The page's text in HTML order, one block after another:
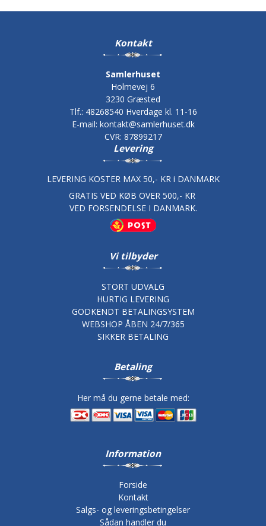
Kontakt
Samlerhuset
Holmevej 6
3230 Græsted
Tlf.: 48268540 Hverdage kl. 11-16
E-mail: kontakt@samlerhuset.dk
CVR: 87899217
Levering
LEVERING KOSTER MAX 50,- KR i DANMARK
GRATIS VED KØB OVER 500,- KR
VED FORSENDELSE I DANMARK.
Vi tilbyder
STORT UDVALG
HURTIG LEVERING
GODKENDT BETALINGSYSTEM
WEBSHOP ÅBEN 24/7/365
SIKKER BETALING
Betaling
Her må du gerne betale med:
Information
Forside
Kontakt
Salgs- og leveringsbetingelser
Sådan handler du